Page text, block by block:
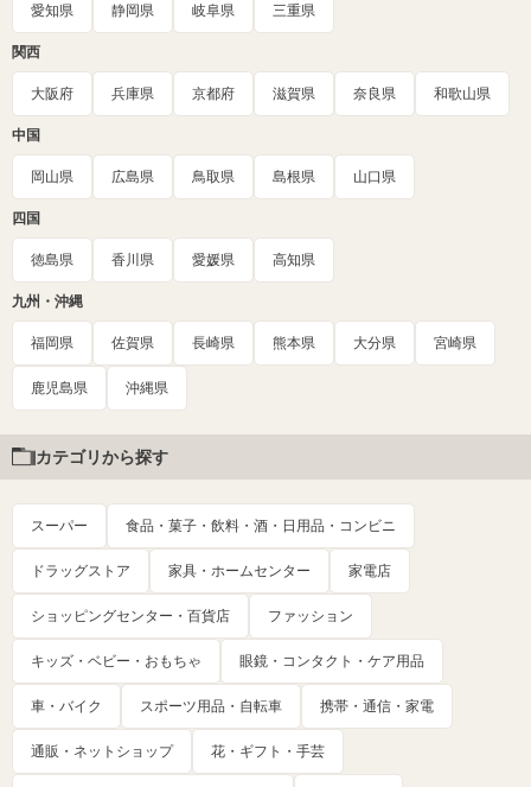
愛知県 静岡県 岐阜県 三重県
関西
大阪府 兵庫県 京都府 滋賀県 奈良県 和歌山県
中国
岡山県 広島県 鳥取県 島根県 山口県
四国
徳島県 香川県 愛媛県 高知県
九州・沖縄
福岡県 佐賀県 長崎県 熊本県 大分県 宮崎県
鹿児島県 沖縄県
カテゴリから探す
スーパー 食品・菓子・飲料・酒・日用品・コンビニ
ドラッグストア 家具・ホームセンター 家電店
ショッピングセンター・百貨店 ファッション
キッズ・ベビー・おもちゃ 眼鏡・コンタクト・ケア用品
車・バイク スポーツ用品・自転車 携帯・通信・家電
通販・ネットショップ 花・ギフト・手芸